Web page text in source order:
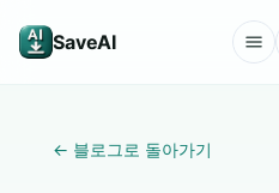
SaveAI
← 블로그로 돌아가기